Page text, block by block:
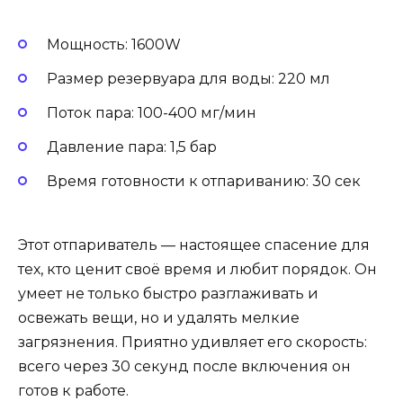
Мощность: 1600W
Размер резервуара для воды: 220 мл
Поток пара: 100-400 мг/мин
Давление пара: 1,5 бар
Время готовности к отпариванию: 30 сек
Этот отпариватель — настоящее спасение для
тех, кто ценит своё время и любит порядок. Он
умеет не только быстро разглаживать и
освежать вещи, но и удалять мелкие
загрязнения. Приятно удивляет его скорость:
всего через 30 секунд после включения он
готов к работе.